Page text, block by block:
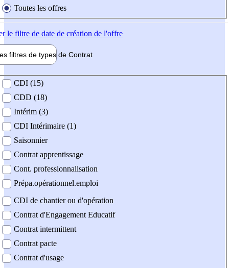
Toutes les offres
le filtre de date de création de l'offre
filtres de types de Contrat
contrat
CDI (15)
CDD (18)
Intérim (3)
CDI Intérimaire (1)
Saisonnier
Contrat apprentissage
Cont. professionnalisation
Prépa.opérationnel.emploi
CDI de chantier ou d'opération
Contrat d'Engagement Educatif
Contrat intermittent
Contrat pacte
Contrat d'usage